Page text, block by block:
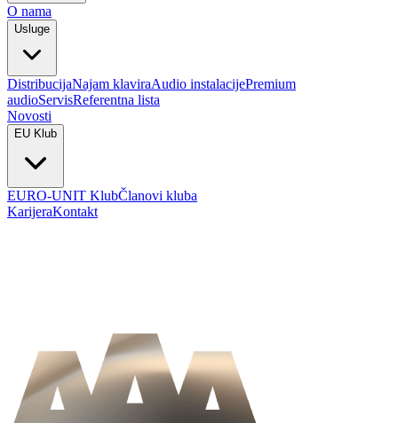
O nama
Usluge
DistribucijaNajam klaviraAudio instalacijePremium
audioServisReferentna lista
Novosti
EU Klub
EURO-UNIT KlubČlanovi kluba
KarijeraKontakt